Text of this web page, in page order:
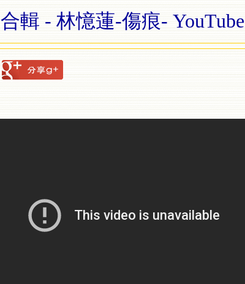
合輯 - 林憶蓮-傷痕- YouTube